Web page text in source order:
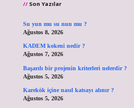
Son Yazılar
Su yun mu su nun mu ?
Ağustos 8, 2026
KADEM kokeni nedir ?
Ağustos 7, 2026
Başarılı bir projenin kriterleri nelerdir ?
Ağustos 5, 2026
Karekök içine nasıl katsayı alınır ?
Ağustos 5, 2026